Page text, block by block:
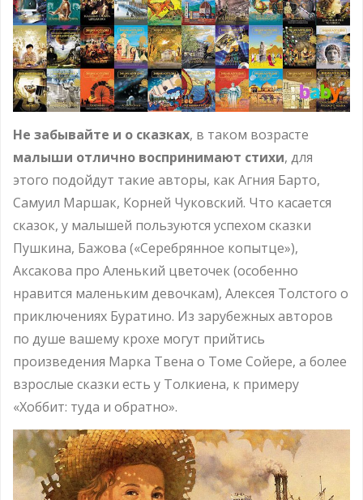
Не забывайте и о сказках, в таком возрасте
малыши отлично воспринимают стихи, для
этого подойдут такие авторы, как Агния Барто,
Самуил Маршак, Корней Чуковский. Что касается
сказок, у малышей пользуются успехом сказки
Пушкина, Бажова («Серебрянное копытце»),
Аксакова про Аленький цветочек (особенно
нравится маленьким девочкам), Алексея Толстого о
приключениях Буратино. Из зарубежных авторов
по душе вашему крохе могут прийтись
произведения Марка Твена о Томе Сойере, а более
взрослые сказки есть у Толкиена, к примеру
«Хоббит: туда и обратно».